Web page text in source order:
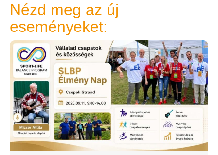
Nézd meg az új
eseményeket: